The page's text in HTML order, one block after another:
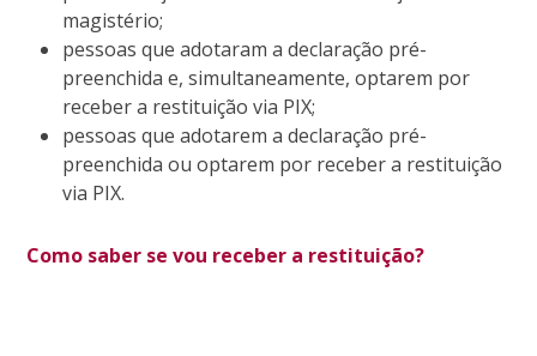
magistério;
pessoas que adotaram a declaração pré-
preenchida e, simultaneamente, optarem por
receber a restituição via PIX;
pessoas que adotarem a declaração pré-
preenchida ou optarem por receber a restituição
via PIX.
Como saber se vou receber a restituição?